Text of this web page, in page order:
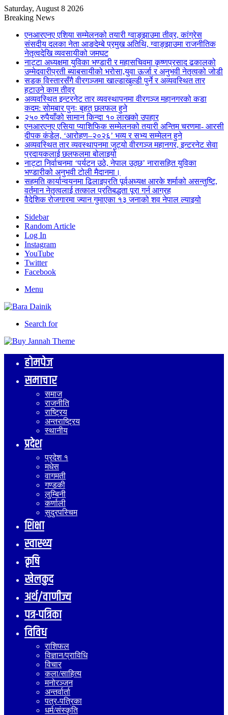
Saturday, August 8 2026
Breaking News
एनआरएनए एशिया सम्मेलनको तयारी ग्वाङ्झाउमा तीव्र, कांग्रेस
संसदीय दलका नेता आङदेम्बे प्रमुख अतिथि, ग्वाङ्झाउमा राजनीतिक
नेतृत्वदेखि व्यवसायीको जमघट
नाट्टा अध्यक्षमा युविका भण्डारी र महासचिवमा कृष्णप्रसाद ढकालको
उम्मेदवारीप्रती ब्याबसायीको भरोसा,युवा ऊर्जा र अनुभवी नेतृत्वको जोडी
सडक विस्तारसँगै वीरगञ्जमा खाल्डाखुल्डी पुर्ने र अव्यवस्थित तार
हटाउने काम तीव्र
अव्यवस्थित इन्टरनेट तार व्यवस्थापनमा वीरगञ्ज महानगरको कडा
कदम: सोमबार पुनः बृहत् छलफल हुने
२५० रुपैयाँको सामान किन्दा १० लाखको उपहार
एनआरएनए एसिया प्याशिफिक सम्मेलनको तयारी अन्तिम चरणमा- आरसी
दीपक कंडेल, ‘आरोहण–२०२६’ भव्य र सभ्य सम्मेलन हुने
अव्यवस्थित तार व्यवस्थापनमा जुट्यो वीरगञ्ज महानगर, इन्टरनेट सेवा
प्रदायकलाई छलफलमा बोलाइयो
नाट्टा निर्वाचनमा ‘पर्यटन उठे, नेपाल उठ्छ’ नारासहित युविका
भण्डारीको अनुभवी टोली मैदानमा।
सहमति कार्यान्वयनमा ढिलाइप्रति पूर्वअध्यक्ष आरके शर्माको असन्तुष्टि,
वर्तमान नेतृत्वलाई तत्काल प्रतिबद्धता पूरा गर्न आग्रह
वैदेशिक रोजगारमा ज्यान गुमाएका १३ जनाको शव नेपाल ल्याइयो
Sidebar
Random Article
Log In
Instagram
YouTube
Twitter
Facebook
Menu
Search for
होमपेज
समाचार
समाज
राजनीति
राष्ट्रिय
अन्तराष्ट्रिय
स्थानीय
प्रदेश
प्रदेश १
मधेस
वागमती
गण्डकी
लुम्बिनी
कर्णाली
सुदुरपस्चिम
शिक्षा
स्वास्थ्य
कृषि
खेलकुद
अर्थ/वाणीज्य
पत्र-पत्रिका
विविध
राशिफल
विज्ञान/प्राविधि
विचार
कला/साहित्य
मनोरञ्जन
अन्तर्वार्ता
पत्र-पत्रिका
धर्म/संस्कृति